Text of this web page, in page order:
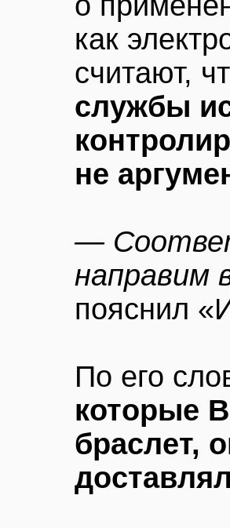
как
считают,
службы
не
—
направим
пояснил
По его
которые
браслет,
доставлял